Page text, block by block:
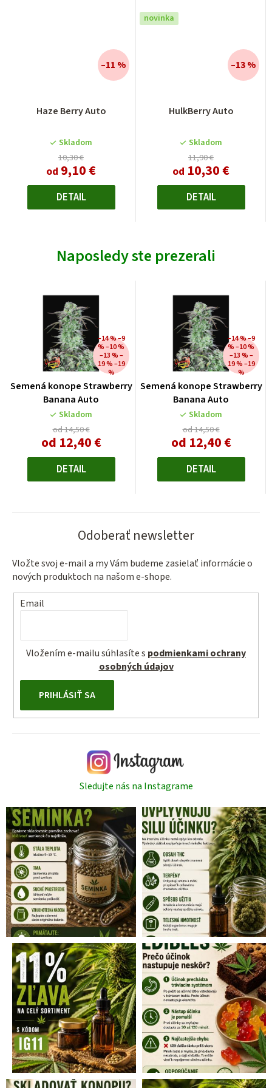
Haze Berry Auto
Skladom
10,30 €
od 9,10 €
–11 %
DETAIL
novinka
HulkBerry Auto
Skladom
11,90 €
od 10,30 €
–13 %
DETAIL
Naposledy ste prezerali
Semená konope Strawberry
Banana Auto
Skladom
od 14,50 €
–14 % –9
% –10 %
–13 % –
19 % –19
%
od 12,40 €Jednotková
DETAIL
Semená konope Strawberry
Banana Auto
Skladom
od 14,50 €
–14 % –9
% –10 %
–13 % –
19 % –19
%
od 12,40 €Jednotková
DETAIL
Odoberať newsletter
Vložte svoj e-mail a my Vám budeme zasielať informácie o
nových produktoch na našom e-shope.
Email
Vložením e-mailu súhlasíte s podmienkami ochrany
osobných údajov
PRIHLÁSIŤ SA
Sledujte nás na Instagrame